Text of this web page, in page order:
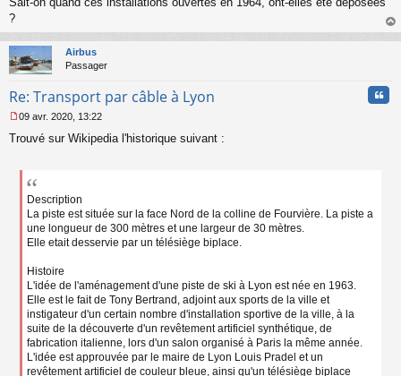
n
n
l
u
?
au
Airbus
Passager
Re: Transport par câble à Lyon
e
09 avr. 2020, 13:22
Trouvé sur Wikipedia l'historique suivant :
Description
La piste est située sur la face Nord de la colline de Fourvière. La piste a
une longueur de 300 mètres et une largeur de 30 mètres.
Elle etait desservie par un télésiège biplace.
Histoire
L'idée de l'aménagement d'une piste de ski à Lyon est née en 1963.
Elle est le fait de Tony Bertrand, adjoint aux sports de la ville et
instigateur d'un certain nombre d'installation sportive de la ville, à la
suite de la découverte d'un revêtement artificiel synthétique, de
fabrication italienne, lors d'un salon organisé à Paris la même année.
L'idée est approuvée par le maire de Lyon Louis Pradel et un
revêtement artificiel de couleur bleue, ainsi qu'un télésiège biplace